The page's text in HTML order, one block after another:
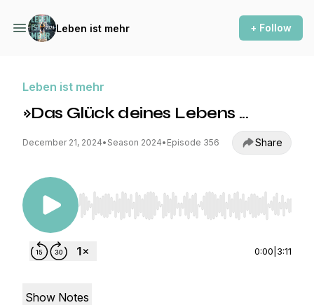
Leben ist mehr + Follow
Leben ist mehr
»Das Glück deines Lebens ...
December 21, 2024• Season 2024• Episode 356 Share
Use Left/Right to seek, Home/End to jump to
0:00 3:11
Show Notes